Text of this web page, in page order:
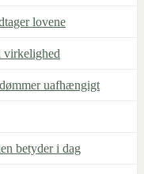
lovene
virkelighed
uafhængigt
betyder i dag